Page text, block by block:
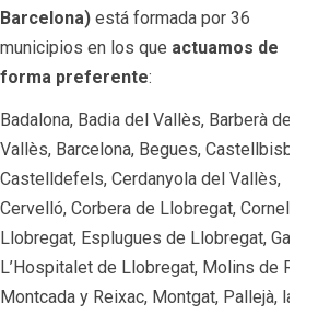
Barcelona) está formada por 36
municipios en los que actuamos de
forma preferente:
Badalona, Badia del Vallès, Barberà del
Vallès, Barcelona, Begues, Castellbisbal,
Castelldefels, Cerdanyola del Vallès,
Cervelló, Corbera de Llobregat, Cornellà de
Llobregat, Esplugues de Llobregat, Gavà,
L’Hospitalet de Llobregat, Molins de Rei,
Montcada y Reixac, Montgat, Pallejà, la